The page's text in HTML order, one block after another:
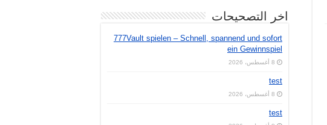
اخر التصحيحات
777Vault spielen – Schnell, spannend und sofort
ein Gewinnspiel
8 أغسطس، 2026
test
8 أغسطس، 2026
test